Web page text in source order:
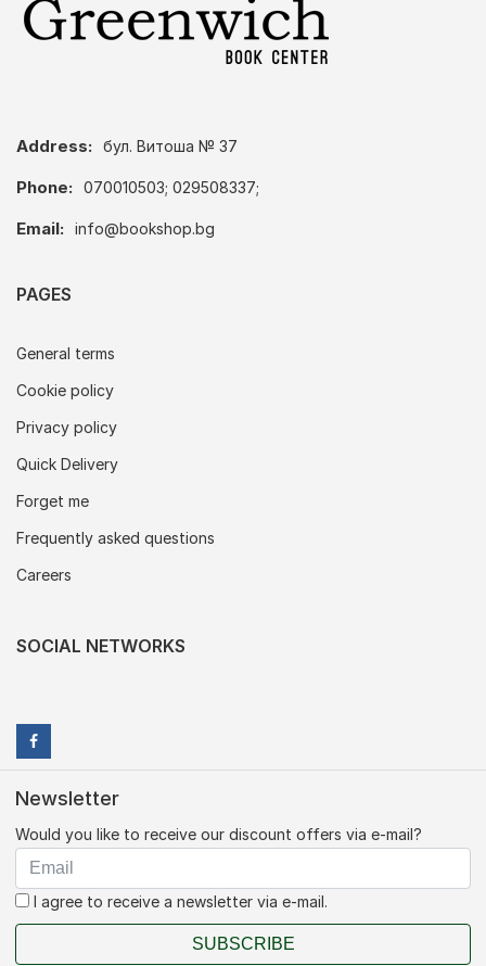
Address: бул. Витоша № 37
Phone: 070010503; 029508337;
Email: info@bookshop.bg
PAGES
General terms
Cookie policy
Privacy policy
Quick Delivery
Forget me
Frequently asked questions
Careers
SOCIAL NETWORKS
Newsletter
Would you like to receive our discount offers via e-mail?
I agree to receive a newsletter via e-mail.
SUBSCRIBE